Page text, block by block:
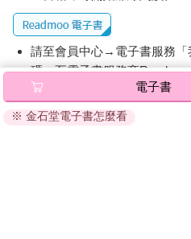
請至會員中心→電子書服務「
碼』至電子書服務商
退換貨須知：
因版權保護，您在金石堂所購
電子書
※ 金石堂電子書怎麼看